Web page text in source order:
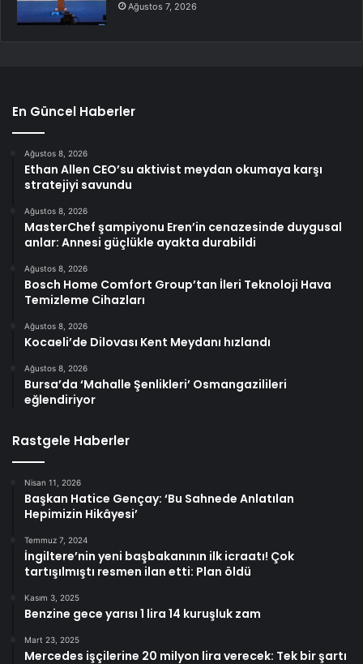
Ağustos 7, 2026
En Güncel Haberler
Ağustos 8, 2026
Ethan Allen CEO’su aktivist meydan okumaya karşı
stratejiyi savundu
Ağustos 8, 2026
MasterChef şampiyonu Eren’in cenazesinde duygusal
anlar: Annesi güçlükle ayakta durabildi
Ağustos 8, 2026
Bosch Home Comfort Group’tan İleri Teknoloji Hava
Temizleme Cihazları
Ağustos 8, 2026
Kocaeli’de Dilovası Kent Meydanı hızlandı
Ağustos 8, 2026
Bursa’da ‘Mahalle Şenlikleri’ Osmangazilileri
eğlendiriyor
Rastgele Haberler
Nisan 11, 2026
Başkan Hatice Gençay: ‘Bu Sahnede Anlatılan
Hepimizin Hikâyesi’
Temmuz 7, 2024
İngiltere’nin yeni başbakanının ilk icraatı! Çok
tartışılmıştı resmen ilan etti: Plan öldü
Kasım 3, 2025
Benzine gece yarısı 1 lira 14 kuruşluk zam
Mart 23, 2025
Mercedes işçilerine 20 milyon lira verecek: Tek bir şartı